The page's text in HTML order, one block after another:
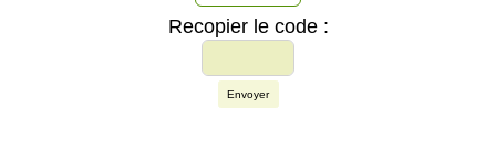
Recopier le code :
Envoyer